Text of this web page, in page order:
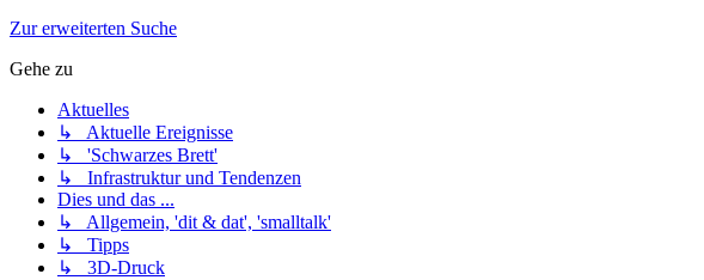
Zur erweiterten Suche
Gehe zu
Aktuelles
↳ Aktuelle Ereignisse
↳ 'Schwarzes Brett'
↳ Infrastruktur und Tendenzen
Dies und das ...
↳ Allgemein, 'dit & dat', 'smalltalk'
↳ Tipps
↳ 3D-Druck